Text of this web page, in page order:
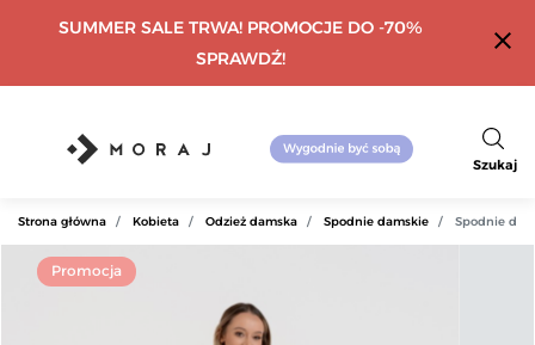
SUMMER SALE TRWA! PROMOCJE DO -70%
SPRAWDŹ!
close
Szukaj
Strona główna Kobieta Odzież damska Spodnie damskie Spodnie
Promocja